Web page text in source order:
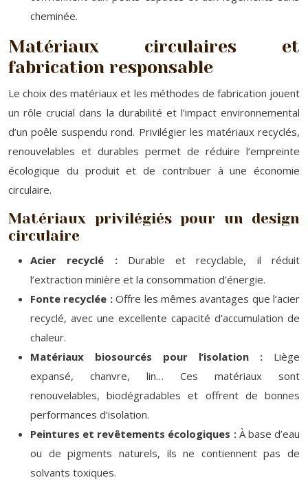
cheminée.
Matériaux circulaires et
fabrication responsable
Le choix des matériaux et les méthodes de fabrication jouent
un rôle crucial dans la durabilité et l’impact environnemental
d’un poêle suspendu rond. Privilégier les matériaux recyclés,
renouvelables et durables permet de réduire l’empreinte
écologique du produit et de contribuer à une économie
circulaire.
Matériaux privilégiés pour un design
circulaire
Acier recyclé : Durable et recyclable, il réduit
l’extraction minière et la consommation d’énergie.
Fonte recyclée :Offre les mêmes avantages que l’acier
recyclé, avec une excellente capacité d’accumulation de
chaleur.
Matériaux biosourcés pour l’isolation : Liège
expansé, chanvre, lin… Ces matériaux sont
renouvelables, biodégradables et offrent de bonnes
performances d’isolation.
Peintures et revêtements écologiques : À base d’eau
ou de pigments naturels, ils ne contiennent pas de
solvants toxiques.